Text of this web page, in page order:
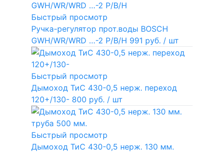
Быстрый просмотр
Ручка-регулятор прот.воды BOSCH
GWH/WR/WRD …-2 P/B/H 991 руб. / шт
Быстрый просмотр
Дымоход ТиС 430-0,5 нерж. переход
120+/130- 800 руб. / шт
Быстрый просмотр
Дымоход ТиС 430-0,5 нерж. 130 мм.